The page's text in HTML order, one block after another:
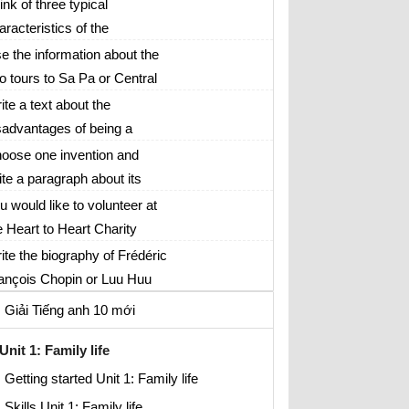
of three typical
of the
people and
to support each of
Then write a short text
180 words about these
Anh lớp 10
the information about the
tours to Sa Pa or Central
in the Speaking
to design a travel
a text about the
of being a
mother.
one invention and
a paragraph about its
smartphone or digital
would like to volunteer at
Heart to Heart Charity
Write a formal letter of
160 words applying for the
the biography of Frédéric
Chopin or Luu Huu
Giải Tiếng anh 10 mới
Unit 1: Family life
Getting started Unit 1: Family life